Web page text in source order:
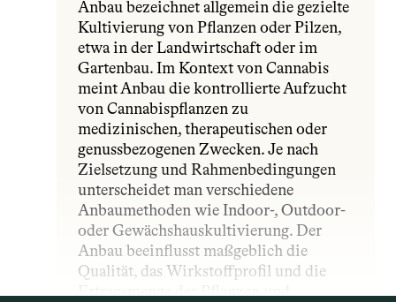
Anbau bezeichnet allgemein die gezielte
Kultivierung von Pflanzen oder Pilzen,
etwa in der Landwirtschaft oder im
Gartenbau. Im Kontext von Cannabis
meint Anbau die kontrollierte Aufzucht
von Cannabispflanzen zu
medizinischen, therapeutischen oder
genussbezogenen Zwecken. Je nach
Zielsetzung und Rahmenbedingungen
unterscheidet man verschiedene
Anbaumethoden wie Indoor-, Outdoor-
oder Gewächshauskultivierung. Der
Anbau beeinflusst maßgeblich die
Qualität, das Wirkstoffprofil und die
Ertragsmenge der Pflanzen und